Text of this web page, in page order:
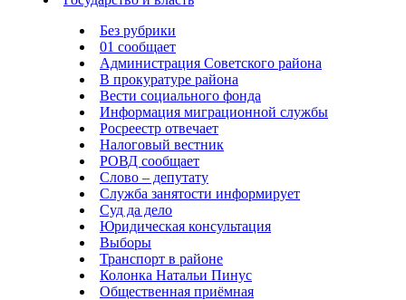
Без рубрики
01 сообщает
Администрация Советского района
В прокуратуре района
Вести социального фонда
Информация миграционной службы
Росреестр отвечает
Налоговый вестник
РОВД сообщает
Слово – депутату
Служба занятости информирует
Суд да дело
Юридическая консультация
Выборы
Транспорт в районе
Колонка Натальи Пинус
Общественная приёмная